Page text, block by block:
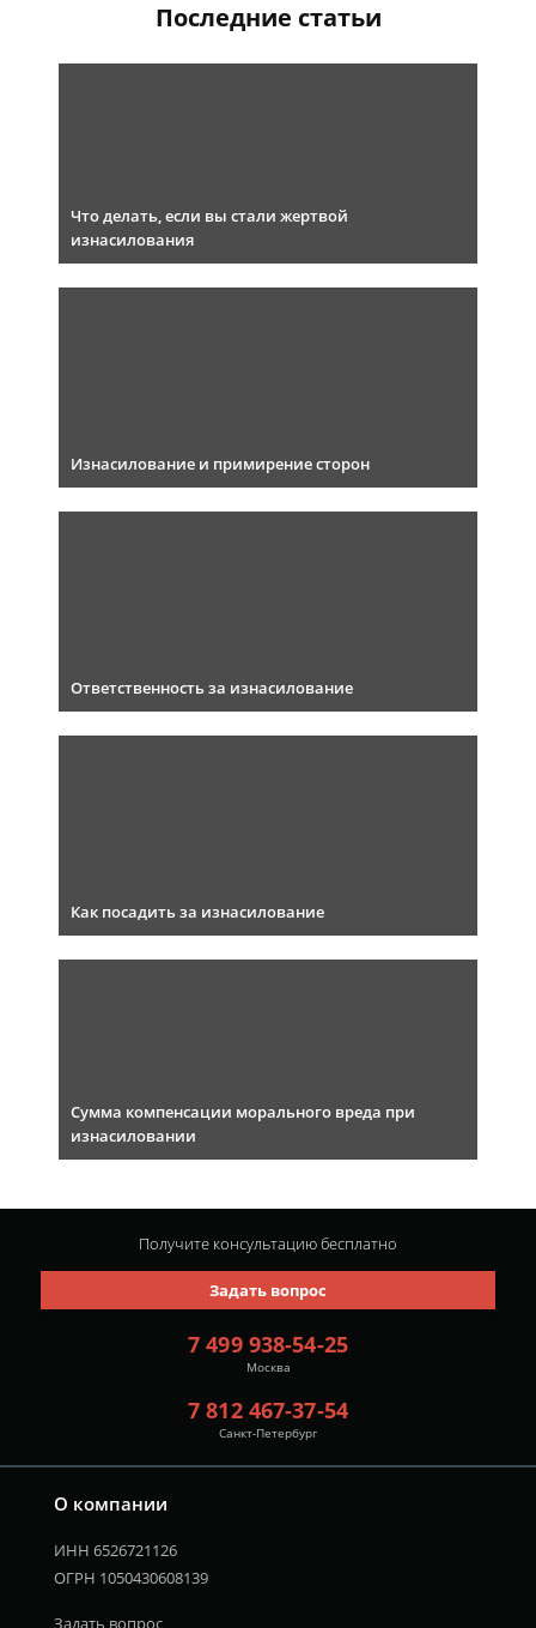
Последние статьи
Что делать, если вы стали жертвой
изнасилования
Изнасилование и примирение сторон
Ответственность за изнасилование
Как посадить за изнасилование
Сумма компенсации морального вреда при
изнасиловании
О компании
ИНН 6526721126
ОГРН 1050430608139
Задать вопрос
7 499 938-54-25
Москва
7 812 467-37-54
Санкт-Петербург
Задать вопрос
Получите консультациюбесплатно